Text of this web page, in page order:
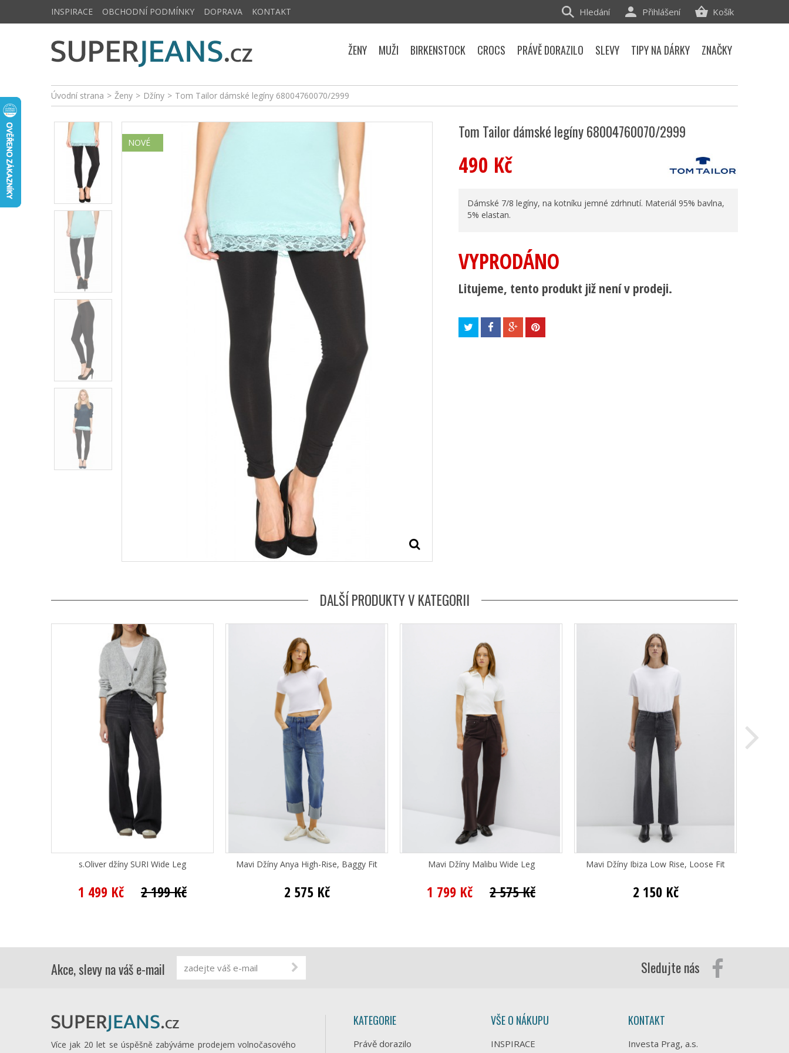
Úvodní strana > Ženy > Džíny > Tom Tailor dámské legíny 68004760070/2999
NOVÉ
Tom Tailor dámské legíny 68004760070/2999
490 Kč
Dámské 7/8 legíny, na kotníku jemné zdrhnutí. Materiál 95% bavlna,
5% elastan.
VYPRODÁNO
Litujeme, tento produkt již není v prodeji.
DALŠÍ PRODUKTY V KATEGORII
s.Oliver džíny SURI Wide Leg
1 499 Kč 2 199 Kč
Mavi Džíny Anya High-Rise, Baggy Fit
2 575 Kč
Mavi Džíny Malibu Wide Leg
1 799 Kč 2 575 Kč
Mavi Džíny Ibiza Low Rise, Loose Fit
2 150 Kč
INSPIRACE OBCHODNÍ PODMÍNKY DOPRAVA KONTAKT Košík
Přihlášení
Hledání
ŽENY MUŽI BIRKENSTOCK CROCS PRÁVĚ DORAZILO SLEVY TIPY NA DÁRKY ZNAČKY
Akce, slevy na váš e-mail Sledujte nás
Více jak 20 let se úspěšně zabýváme prodejem volnočasového
KATEGORIE
Právě dorazilo
VŠE O NÁKUPU
INSPIRACE
KONTAKT
Investa Prag, a.s.